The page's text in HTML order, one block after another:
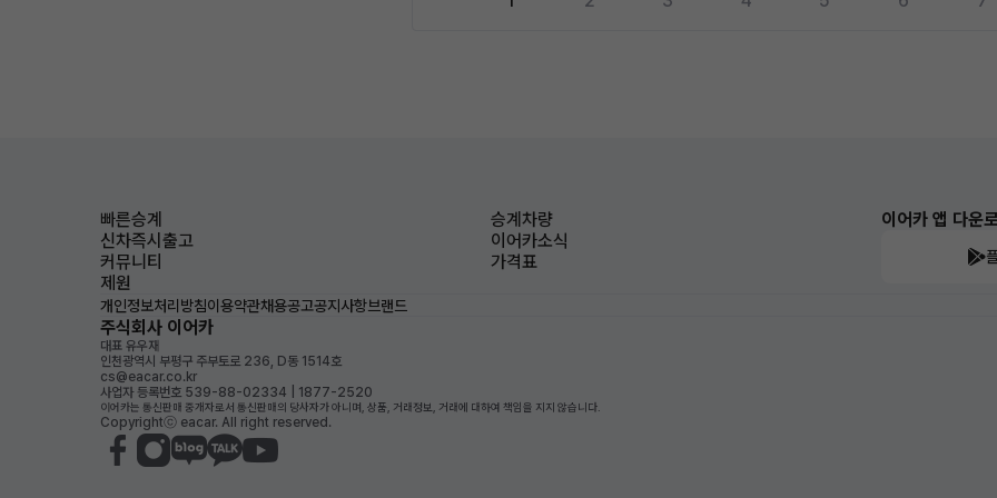
빠른승계
승계차량
신차즉시출고
이어카소식
커뮤니티
가격표
제원
이어카 앱 다운
개인정보처리방침이용약관채용공고공지사항브랜드
주식회사 이어카
대표 유우재
인천광역시 부평구 주부토로 236, D동 1514호
cs@eacar.co.kr
사업자 등록번호 539-88-02334 | 1877-2520
이어카는 통신판매 중개자로서 통신판매의 당사자가 아니며, 상품, 거래정보, 거래에 대하여 책임을 지지 않습니다.
Copyrightⓒ eacar. All right reserved.